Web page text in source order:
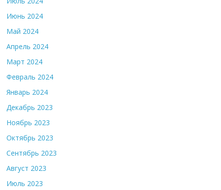
Июнь 2024
Май 2024
Апрель 2024
Март 2024
Февраль 2024
Январь 2024
Декабрь 2023
Ноябрь 2023
Октябрь 2023
Сентябрь 2023
Август 2023
Июль 2023